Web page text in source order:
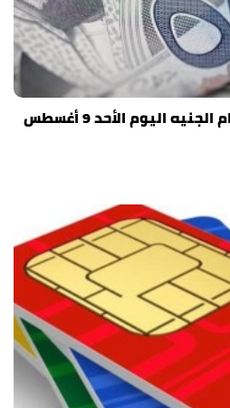
سعر الريال السعودي أمام الجنيه اليوم الأحد 9 أغسطس